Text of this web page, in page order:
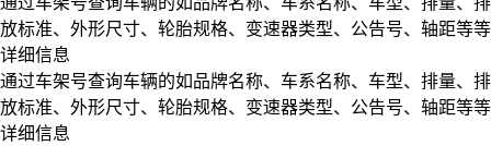
放标准、外形尺寸、轮胎规格、变速器类型、公告号、轴距等等
详细信息
通过车架号查询车辆的如品牌名称、车系名称、车型、排量、排
放标准、外形尺寸、轮胎规格、变速器类型、公告号、轴距等等
详细信息